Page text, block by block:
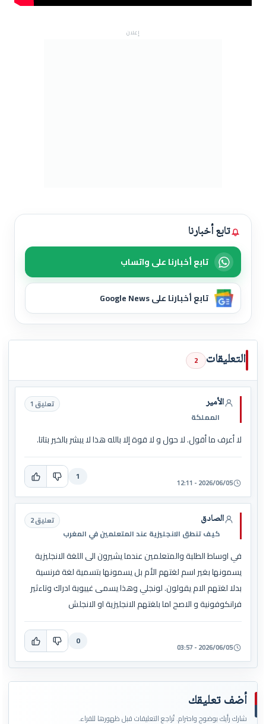
إعلان
تابع أخبارنا
تابع أخبارنا على واتساب
تابع أخبارنا على Google News
التعليقات 2
الأمير
المملكة
تعليق 1
لا أعرف ما أقول. لا حول و لا قوة إلا بالله هذا لا يبشر بالخير بتاتا.
2026/06/05 - 12:11
1
الصادق
كيف تنطق الانجليزية عند المتعلمين في المغرب
تعليق 2
في اوساط الطلبة والمتعلمين عندما يشيرون الى اللغة الانجليزية
يسمونها بغير اسم لغتهم الأم بل يسمونها بتسمية لغة فرنسية
بدلا لغتهم الام يقولون. لونجلي وهذا يسمى غيبوبة ادراك وتاءثير
فرانكوفونية و الاصح اما بلغتهم الانجليزية او الانجلش
2026/06/05 - 03:57
0
أضف تعليقك
شارك رأيك بوضوح واحترام. تُراجع التعليقات قبل ظهورها للقراء.